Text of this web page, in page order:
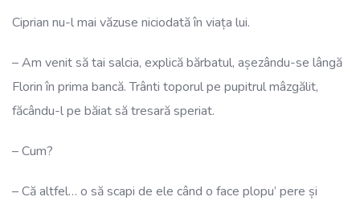
Ciprian nu-l mai văzuse niciodată în viața lui.
– Am venit să tai salcia, explică bărbatul, așezându-se lângă
Florin în prima bancă. Trânti toporul pe pupitrul mâzgălit,
făcându-l pe băiat să tresară speriat.
– Cum?
– Că altfel… o să scapi de ele când o face plopu’ pere și